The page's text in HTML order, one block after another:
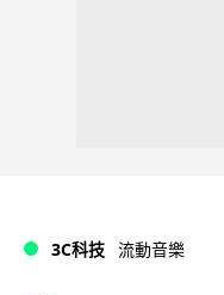
3C科技 流動音樂